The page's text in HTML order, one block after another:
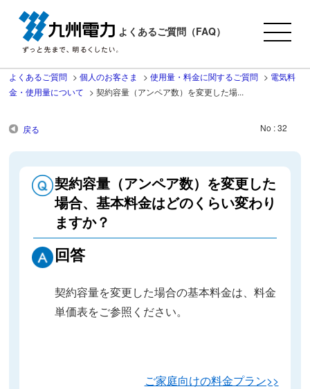
よくあるご質問（FAQ）
よくあるご質問 >個人のお客さま >使用量・料金に関するご質問 > 電気料
金・使用量について >契約容量（アンペア数）を変更した場...
戻る No : 32
契約容量（アンペア数）を変更した
場合、基本料金はどのくらい変わり
ますか？
回答
契約容量を変更した場合の基本料金は、料金
単価表をご参照ください。
ご家庭向けの料金プラン>>